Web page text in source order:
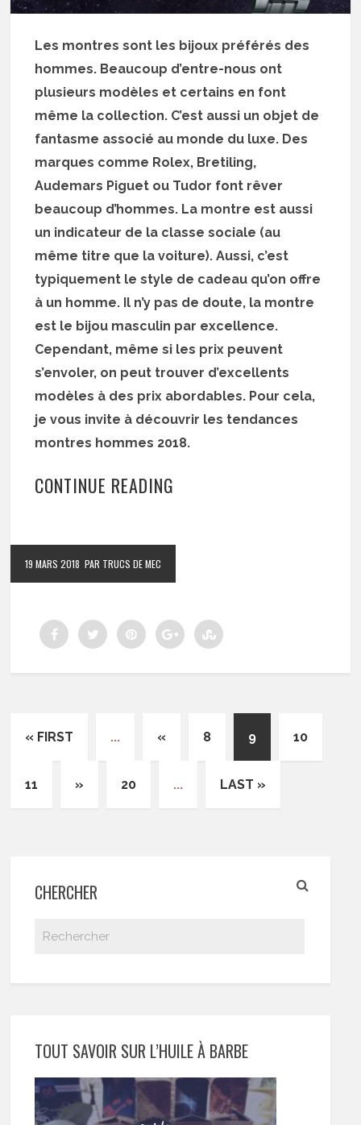
Les montres sont les bijoux préférés des
hommes. Beaucoup d’entre-nous ont
plusieurs modèles et certains en font
même la collection. C’est aussi un objet de
fantasme associé au monde du luxe. Des
marques comme Rolex, Bretiling,
Audemars Piguet ou Tudor font rêver
beaucoup d’hommes. La montre est aussi
un indicateur de la classe sociale (au
même titre que la voiture). Aussi, c’est
typiquement le style de cadeau qu’on offre
à un homme. Il n’y pas de doute, la montre
est le bijou masculin par excellence.
Cependant, même si les prix peuvent
s’envoler, on peut trouver d’excellents
modèles à des prix abordables. Pour cela,
je vous invite à découvrir les tendances
montres hommes 2018.
CONTINUE READING
19 MARS 2018 PAR TRUCS DE MEC
« FIRST ... « 8 9 10
11 » 20 ... LAST »
CHERCHER
TOUT SAVOIR SUR L’HUILE À BARBE